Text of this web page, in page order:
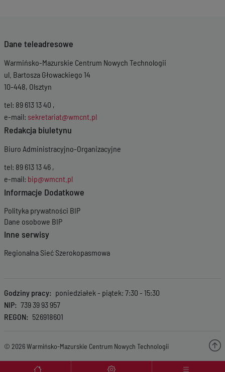
Menu wyróżnione
Dane teleadresowe
Warmińsko-Mazurskie Centrum Nowych Technologii
ul. Bartosza Głowackiego 14
10-448, Olsztyn
tel: 89 613 13 40 ,
e-mail: sekretariat@wmcnt.pl
Redakcja biuletynu
Biuro Administracyjno-Organizacyjne
tel: 89 613 13 46 ,
e-mail: bip@wmcnt.pl
Informacje Dodatkowe
Polityka prywatności BIP
Dane osobowe BIP
Inne serwisy
Regionalna Sieć Szerokopasmowa
Godziny pracy
poniedziałek - piątek: 7:30 - 15:30
NIP
739 39 93 957
REGON
526918601
© 2026 Warmińsko-Mazurskie Centrum Nowych Technologii